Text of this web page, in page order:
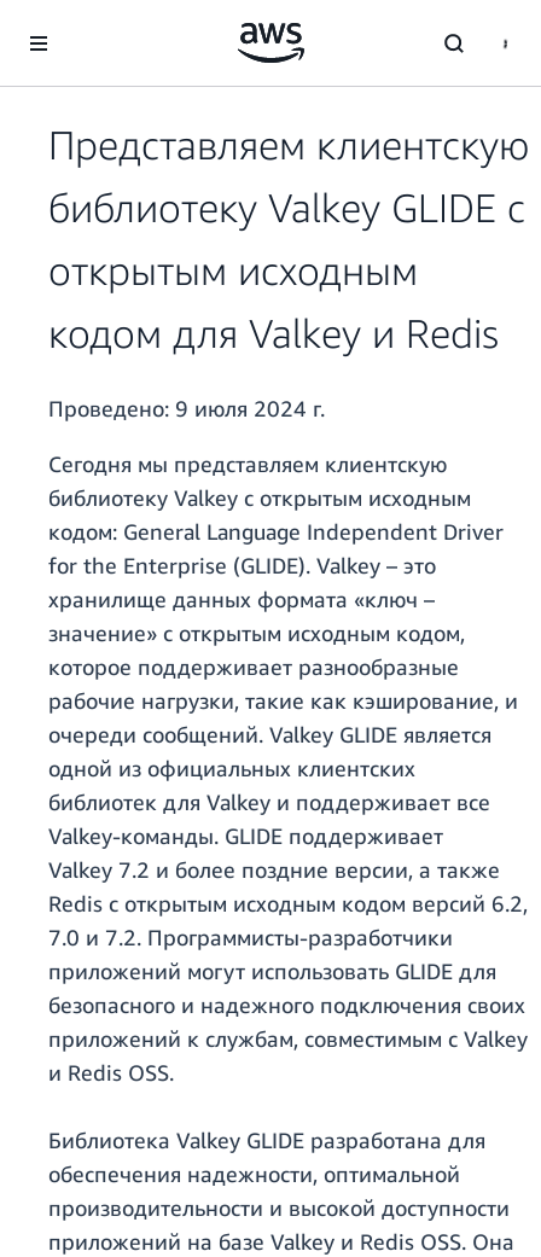
Перейти к главному контенту
Представляем клиентскую
библиотеку Valkey GLIDE с
открытым исходным
кодом для Valkey и Redis
Проведено: 9 июля 2024 г.
Сегодня мы представляем клиентскую
библиотеку Valkey с открытым исходным
кодом: General Language Independent Driver
for the Enterprise (GLIDE). Valkey – это
хранилище данных формата «ключ –
значение» с открытым исходным кодом,
которое поддерживает разнообразные
рабочие нагрузки, такие как кэширование, и
очереди сообщений. Valkey GLIDE является
одной из официальных клиентских
библиотек для Valkey и поддерживает все
Valkey-команды. GLIDE поддерживает
Valkey 7.2 и более поздние версии, а также
Redis с открытым исходным кодом версий 6.2,
7.0 и 7.2. Программисты-разработчики
приложений могут использовать GLIDE для
безопасного и надежного подключения своих
приложений к службам, совместимым с Valkey
и Redis OSS.
Библиотека Valkey GLIDE разработана для
обеспечения надежности, оптимальной
производительности и высокой доступности
приложений на базе Valkey и Redis OSS. Она